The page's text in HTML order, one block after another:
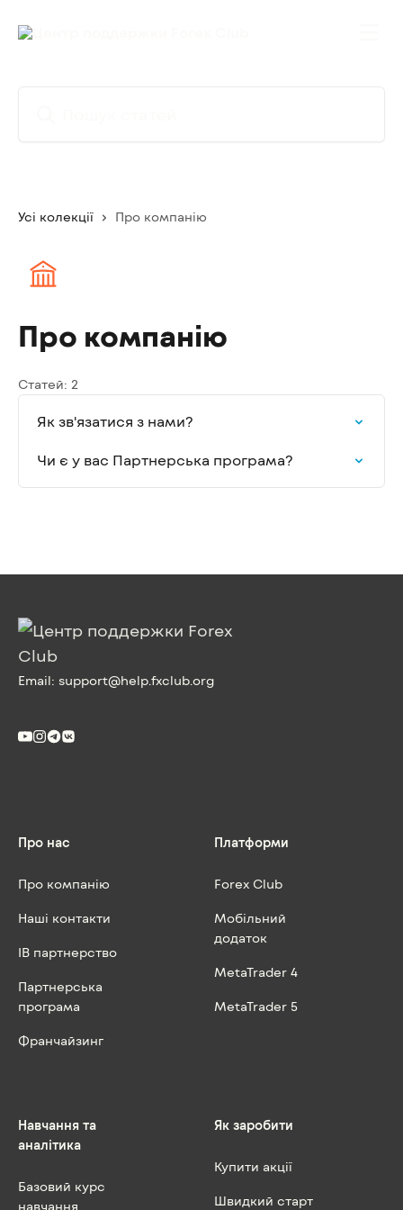
Усі колекції Про компанію
Про компанію
Статей: 2
Як зв'язатися з нами?
Чи є у вас Партнерська програма?
Email: support@help.fxclub.org
Про нас
Про компанію
Наші контакти
IB партнерство
Партнерська
програма
Франчайзинг
Платформи
Forex Club
Мобільний
додаток
MetaTrader 4
MetaTrader 5
Навчання та
аналітика
Базовий курс
навчання
Як заробити
Купити акції
Швидкий старт